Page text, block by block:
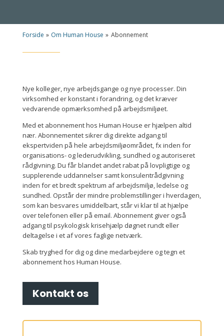
Forside » Om Human House » Abonnement
Nye kolleger, nye arbejdsgange og nye processer. Din
virksomhed er konstant i forandring, og det kræver
vedvarende opmærksomhed på arbejdsmiljøet.
Med et abonnement hos Human House er hjælpen altid
nær. Abonnementet sikrer dig direkte adgang til
ekspertviden på hele arbejdsmiljøområdet, fx inden for
organisations- og lederudvikling, sundhed og autoriseret
rådgivning. Du får blandet andet rabat på lovpligtige og
supplerende uddannelser samt konsulentrådgivning
inden for et bredt spektrum af arbejdsmiljø, ledelse og
sundhed. Opstår der mindre problemstillinger i hverdagen,
som kan besvares umiddelbart, står vi klar til at hjælpe
over telefonen eller på email. Abonnement giver også
adgang til psykologisk krisehjælp døgnet rundt eller
deltagelse i et af vores faglige netværk.
Skab tryghed for dig og dine medarbejdere og tegn et
abonnement hos Human House.
Kontakt os